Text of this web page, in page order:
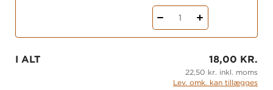
faglige profiler og gode råd til opfølgning på
1
I ALT 18,00 KR.
22,50 kr. inkl. moms
Lev. omk. kan tillægges